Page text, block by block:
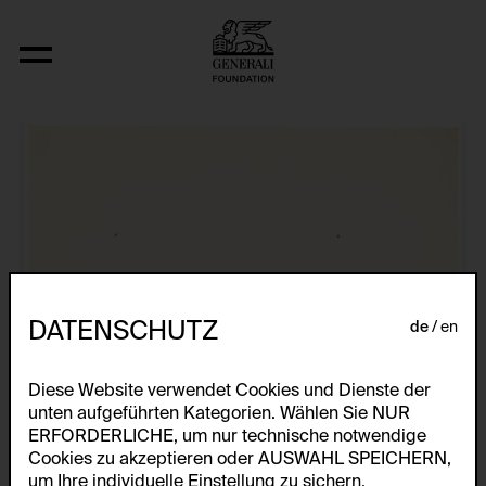
Aus der Serie "Ohne Titel"
DATENSCHUTZ de en
Diese Website verwendet Cookies und Dienste der
unten aufgeführten Kategorien. Wählen Sie NUR
ERFORDERLICHE, um nur technische notwendige
Cookies zu akzeptieren oder AUSWAHL SPEICHERN,